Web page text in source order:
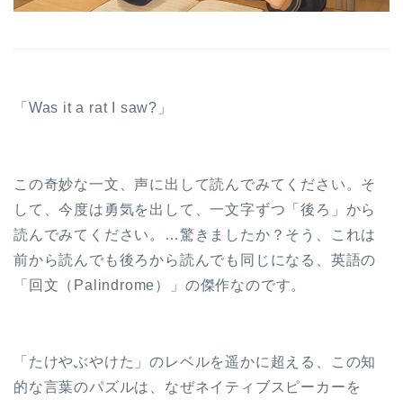
「Was it a rat I saw?」
この奇妙な一文、声に出して読んでみてください。そ
して、今度は勇気を出して、一文字ずつ「後ろ」から
読んでみてください。…驚きましたか？そう、これは
前から読んでも後ろから読んでも同じになる、英語の
「回文（Palindrome）」の傑作なのです。
「たけやぶやけた」のレベルを遥かに超える、この知
的な言葉のパズルは、なぜネイティブスピーカーを